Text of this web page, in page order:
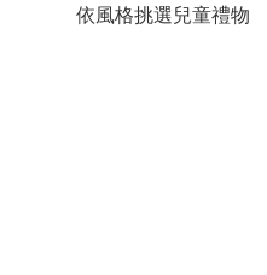
依風格挑選兒童禮物